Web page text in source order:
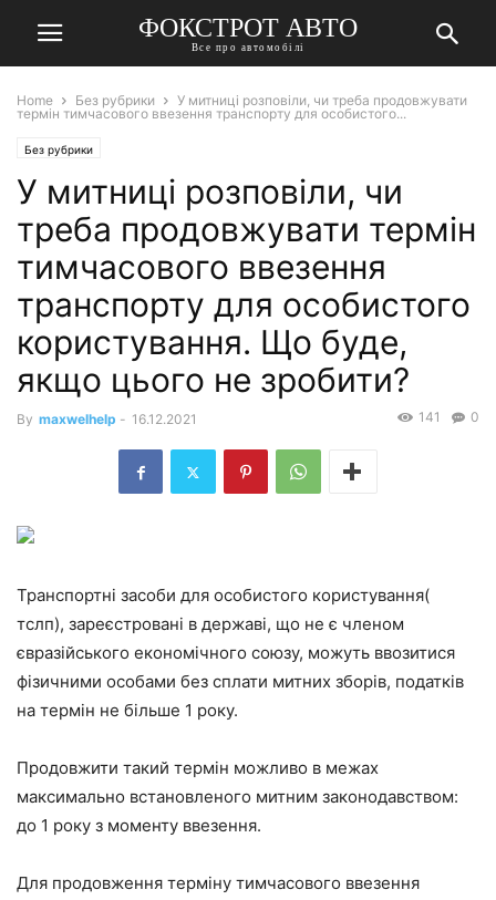
ФОКСТРОТ АВТО
Все про автомобілі
Home Без рубрики
У митниці розповіли, чи треба продовжувати
термін тимчасового ввезення транспорту для особистого...
Без рубрики
У митниці розповіли, чи
треба продовжувати термін
тимчасового ввезення
транспорту для особистого
користування. Що буде,
якщо цього не зробити?
By maxwelhelp - 16.12.2021 0
141
Транспортні засоби для особистого користування(
тслп), зареєстровані в державі, що не є членом
євразійського економічного союзу, можуть ввозитися
фізичними особами без сплати митних зборів, податків
на термін не більше 1 року.
Продовжити такий термін можливо в межах
максимально встановленого митним законодавством:
до 1 року з моменту ввезення.
Для продовження терміну тимчасового ввезення